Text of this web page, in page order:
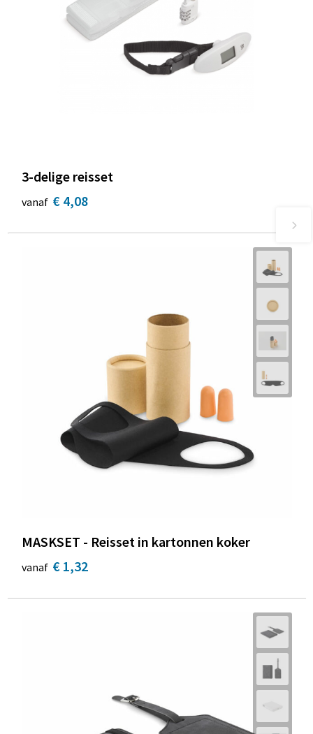
3-delige reisset
vanaf € 4,08
MASKSET - Reisset in kartonnen koker
vanaf € 1,32